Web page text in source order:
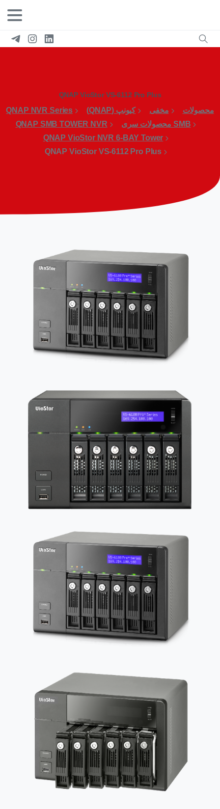
QNAP VioStor VS-6112 Pro Plus
محصولات مخفی کیونپ (QNAP)
QNAP NVR Series
SMB محصولات سری
QNAP SMB TOWER NVR
QNAP VioStor NVR 6-BAY Tower
QNAP VioStor VS-6112 Pro Plus